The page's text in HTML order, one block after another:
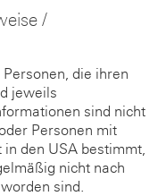
/
die ihren
jeweils
sind nicht
Personen mit
den USA bestimmt,
nicht nach
sind.